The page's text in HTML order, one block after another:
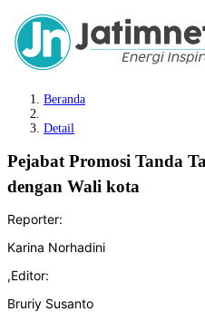
Beranda
Detail
Pejabat Promosi Tanda
dengan Wali kota
Reporter:
Karina Norhadini
,Editor:
Bruriy Susanto